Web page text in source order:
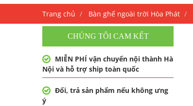
Trang chủ Bàn ghế ngoài trời Hòa Phát
CHÚNG TÔI CAM KẾT
MIỄN PHÍ vận chuyển nội thành Hà
Nội và hỗ trợ ship toàn quốc
Đổi, trả sản phẩm nếu không ưng
ý